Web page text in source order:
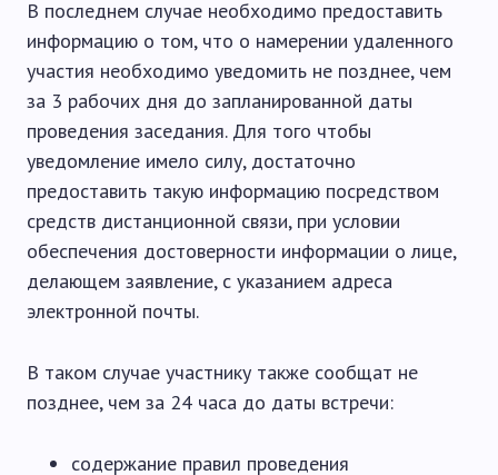
В последнем случае необходимо предоставить
информацию о том, что о намерении удаленного
участия необходимо уведомить не позднее, чем
за 3 рабочих дня до запланированной даты
проведения заседания. Для того чтобы
уведомление имело силу, достаточно
предоставить такую ​​информацию посредством
средств дистанционной связи, при условии
обеспечения достоверности информации о лице,
делающем заявление, с указанием адреса
электронной почты.
В таком случае участнику также сообщат не
позднее, чем за 24 часа до даты встречи:
содержание правил проведения